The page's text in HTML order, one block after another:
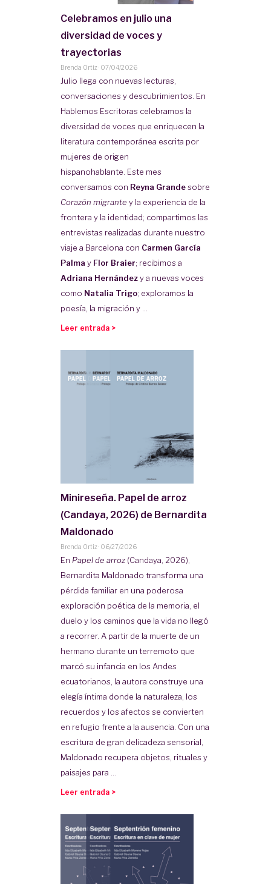
Celebramos en julio una
diversidad de voces y
trayectorias
Brenda Ortiz · 07/04/2026
Julio llega con nuevas lecturas,
conversaciones y descubrimientos. En
Hablemos Escritoras celebramos la
diversidad de voces que enriquecen la
literatura contemporánea escrita por
mujeres de origen
hispanohablante. Este mes
conversamos con Reyna Grandesobre
Corazón migrante y la experiencia de la
frontera y la identidad; compartimos las
entrevistas realizadas durante nuestro
viaje a Barcelona con Carmen García
Palma y Flor Braier; recibimos a
Adriana Hernándezy a nuevas voces
como Natalia Trigo; exploramos la
poesía, la migración y ...
Leer entrada >
Minireseña. Papel de arroz
(Candaya, 2026) de Bernardita
Maldonado
Brenda Ortiz · 06/27/2026
En Papel de arroz(Candaya, 2026),
Bernardita Maldonado transforma una
pérdida familiar en una poderosa
exploración poética de la memoria, el
duelo y los caminos que la vida no llegó
a recorrer. A partir de la muerte de un
hermano durante un terremoto que
marcó su infancia en los Andes
ecuatorianos, la autora construye una
elegía íntima donde la naturaleza, los
recuerdos y los afectos se convierten
en refugio frente a la ausencia. Con una
escritura de gran delicadeza sensorial,
Maldonado recupera objetos, rituales y
paisajes para ...
Leer entrada >